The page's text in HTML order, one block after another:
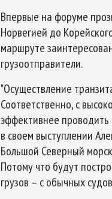
Впервые на форуме
Норвегией до
маршруте
грузоотправители.
"Осуществление
Соответственно, с
эффективнее
в своем выступлении
Большой Северный
Потому что будут
грузов – с обычных